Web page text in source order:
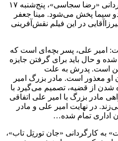
فیلم تلویزیونی «جایزه» به کارگردانی «رضا سجاسی»، پنج‌شنبه ۱۷
از شبکه دو سیما پخش می‌شود. مینا جعفر
در این فیلم نقش‌آفرینی
امیر علی، پسر بچه‌ای است که
و حال باید برای گرفتن جایزه
است. پدرش به علت
او معذور است. مادر بزرگ امیر
شدن از قضیه، تصمیم می‌گیرد با
مادر بزرگ با امیر علی اتفاقی
در نهایت امیر علی و مادر
اداری تمام شده…
به کارگردانی «جان تورتِل تاب»،